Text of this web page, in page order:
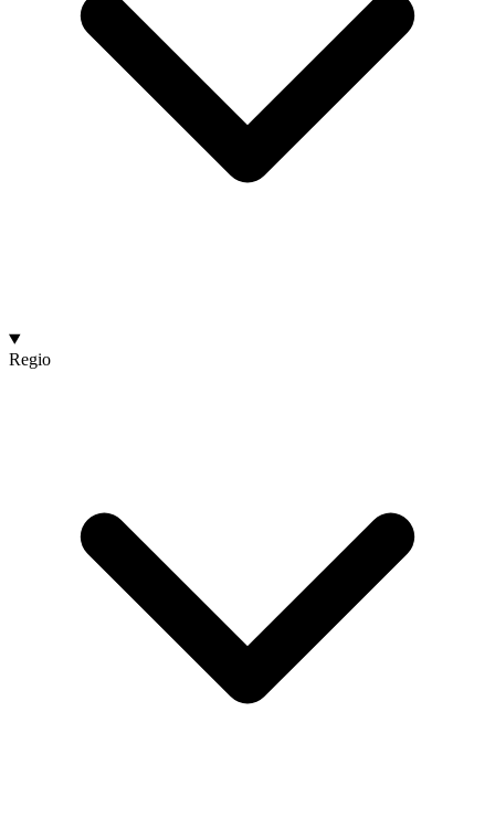
Regio